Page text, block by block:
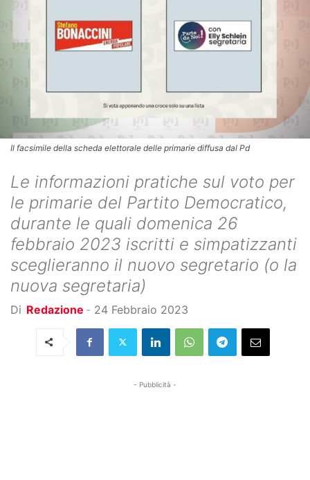
Il facsimile della scheda elettorale delle primarie diffusa dal Pd
Le informazioni pratiche sul voto per
le primarie del Partito Democratico,
durante le quali domenica 26
febbraio 2023 iscritti e simpatizzanti
sceglieranno il nuovo segretario (o la
nuova segretaria)
Di Redazione - 24 Febbraio 2023
- Pubblicità -